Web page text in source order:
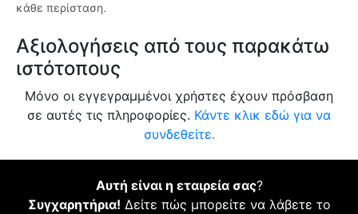
κάθε περίσταση.
Αξιολογήσεις από τους παρακάτω
ιστότοπους
Μόνο οι εγγεγραμμένοι χρήστες έχουν πρόσβαση
σε αυτές τις πληροφορίες. Κάντε κλικ εδώ για να
συνδεθείτε.
Αυτή είναι η εταιρεία σας?
Συγχαρητήρια! Δείτε πώς μπορείτε να λάβετε το